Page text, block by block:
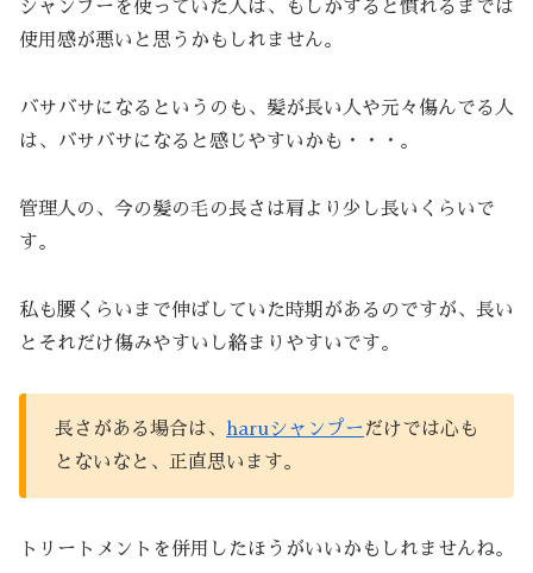
シャンプーを使っていた人は、もしかすると慣れるまでは
使用感が悪いと思うかもしれません。
バサバサになるというのも、髪が長い人や元々傷んでる人
は、バサバサになると感じやすいかも・・・。
管理人の、今の髪の毛の長さは肩より少し長いくらいで
す。
私も腰くらいまで伸ばしていた時期があるのですが、長い
とそれだけ傷みやすいし絡まりやすいです。
長さがある場合は、 haruシャンプーだけでは心も
とないなと、正直思います。
トリートメントを併用したほうがいいかもしれませんね。